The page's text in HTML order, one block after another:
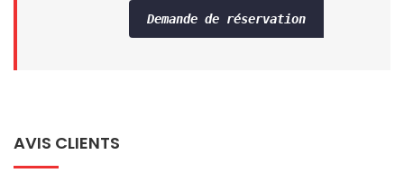
Demande de réservation
AVIS CLIENTS